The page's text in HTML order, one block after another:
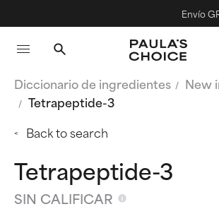
Envío
Diccionario de ingredientes
New
Tetrapeptide-3
Back to search
Tetrapeptide-3
SIN CALIFICAR